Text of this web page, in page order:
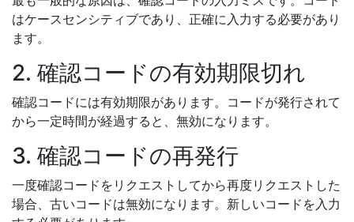
はケースセンシティブであり、正確に入力する必要があり
ます。
2. 確認コードの有効期限切れ
確認コードには有効期限があります。コードが発行されて
から一定時間が経過すると、無効になります。
3. 確認コードの再発行
一度確認コードをリクエストしてから再度リクエストした
場合、古いコードは無効になります。新しいコードを入力